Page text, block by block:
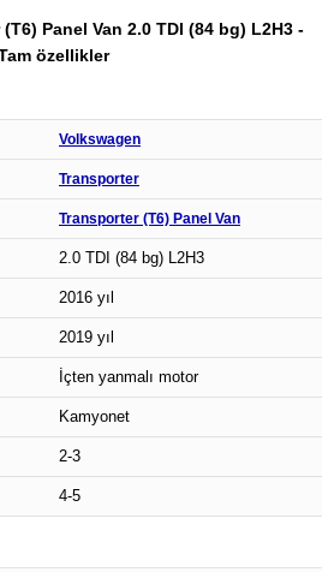
Panel Van 2.0 TDI (84 bg) L2H3 -
özellikler
Volkswagen
Transporter
Transporter (T6) Panel Van
2.0 TDI (84 bg) L2H3
2016 yıl
2019 yıl
İçten yanmalı motor
Kamyonet
2-3
4-5